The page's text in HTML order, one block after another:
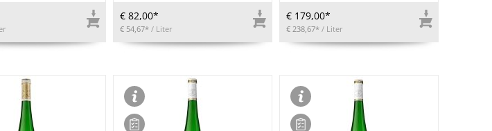
€ 82,00*
€ 54,67* / Liter
€ 179,00*
€ 238,67* / Liter